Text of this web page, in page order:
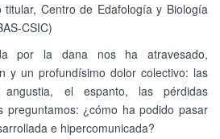
titular, Centro de Edafología y Biología
CSIC)
por la dana nos ha atravesado,
y un profundísimo dolor colectivo: las
el espanto, las pérdidas
preguntamos: ¿cómo ha podido pasar
e hipercomunicada?